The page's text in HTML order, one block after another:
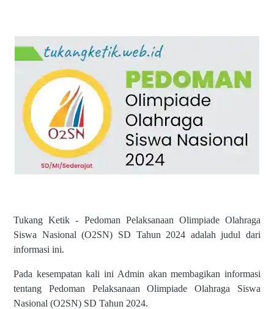
Tukang Ketik - Pedoman Pelaksanaan Olimpiade Olahraga
Siswa Nasional (O2SN) SD Tahun 2024 adalah judul dari
informasi ini.
Pada kesempatan kali ini Admin akan membagikan informasi
tentang Pedoman Pelaksanaan Olimpiade Olahraga Siswa
Nasional (O2SN) SD Tahun 2024.